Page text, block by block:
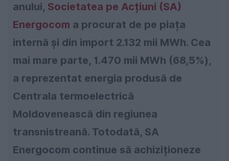
anului, Societatea pe Acțiuni (SA)
Energocom a procurat de pe piața
internă și din import 2.132 mii MWh. Cea
mai mare parte, 1.470 mii MWh (68,5%),
a reprezentat energia produsă de
Centrala termoelectrică
Moldovenească din regiunea
transnistreană. Totodată, SA
Energocom continue să achiziționeze